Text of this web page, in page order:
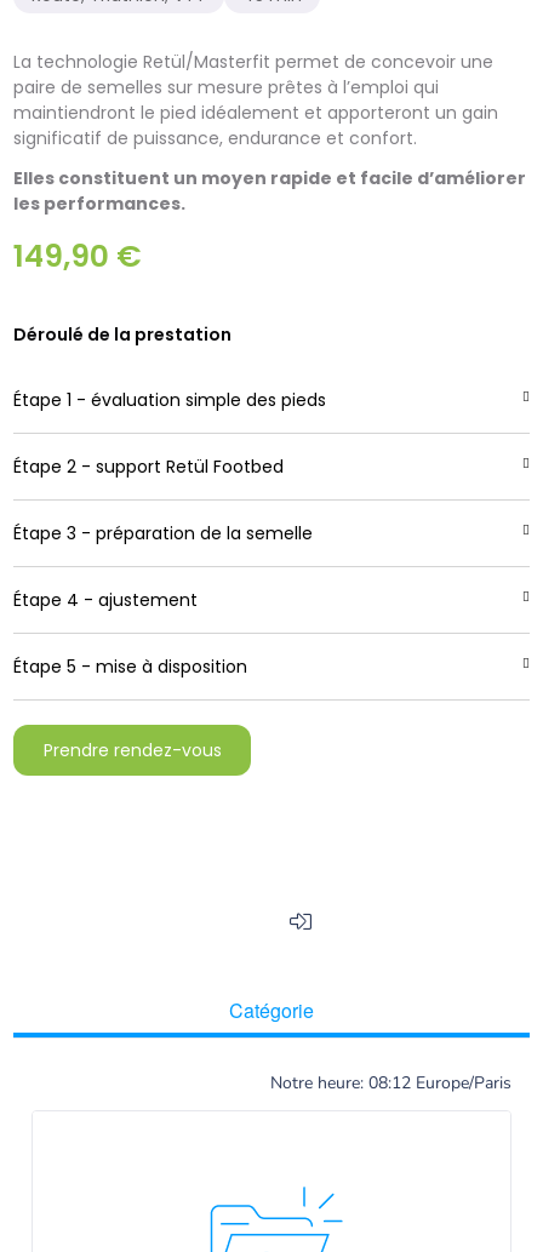
La technologie Retül/Masterfit permet de concevoir une
paire de semelles sur mesure prêtes à l’emploi qui
maintiendront le pied idéalement et apporteront un gain
significatif de puissance, endurance et confort.
Elles constituent un moyen rapide et facile d’améliorer
les performances.
149,90 €
Déroulé de la prestation
Étape 1 - évaluation simple des pieds
Étape 2 - support Retül Footbed
Étape 3 - préparation de la semelle
Étape 4 - ajustement
Étape 5 - mise à disposition
Prendre rendez-vous